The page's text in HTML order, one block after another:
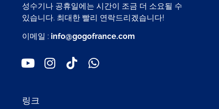
성수기나 공휴일에는 시간이 조금 더 소요될 수
있습니다. 최대한 빨리 연락드리겠습니다!
이메일 : info@gogofrance.com
링크